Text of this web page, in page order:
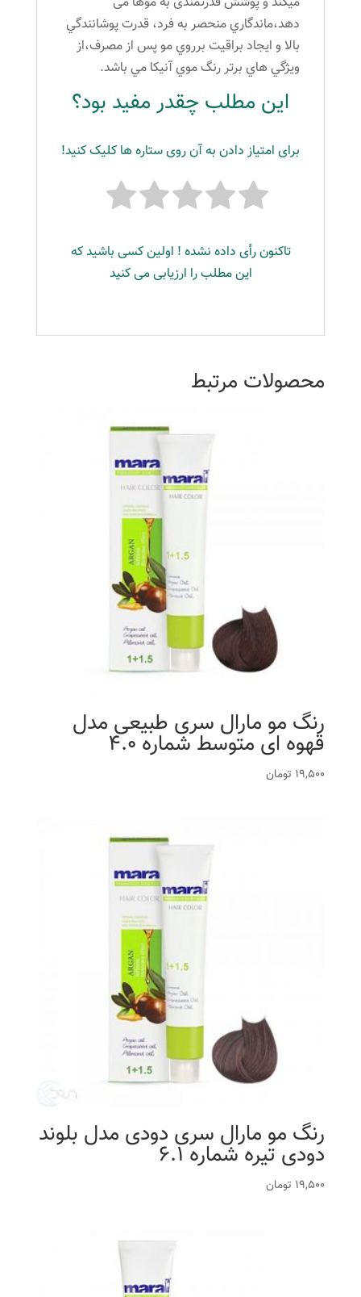
دهد،ماندگاري منحصر به فرد، قدرت پوشانندگي
بالا و ايجاد براقيت برروي مو پس از مصرف،از
ويژگي هاي برتر رنگ موي آنیکا مي باشد.
این مطلب چقدر مفید بود؟
برای امتیاز دادن به آن روی ستاره ها کلیک کنید!
تاکنون رأی داده نشده ! اولین کسی باشید که
این مطلب را ارزیابی می کنید
محصولات مرتبط
رنگ مو مارال سری طبیعی مدل
قهوه ای متوسط شماره 4.0
19,500 تومان
رنگ مو مارال سری دودی مدل بلوند
دودی تیره شماره 6.1
19,500 تومان